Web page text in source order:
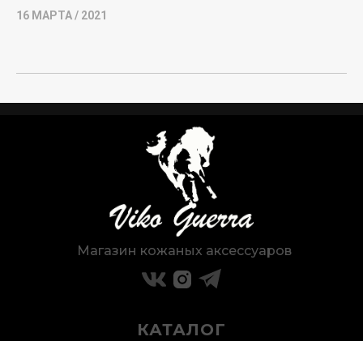
16 МАРТА / 2021
КАТАЛОГ
Магазин кожаных аксессуаров